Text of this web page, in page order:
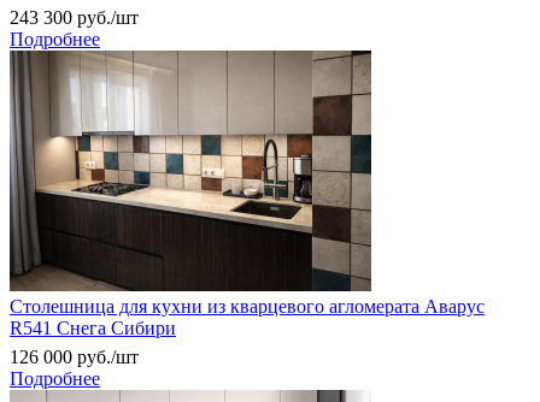
243 300 руб./шт
Подробнее
Столешница для кухни из кварцевого агломерата Аварус
R541 Снега Сибири
126 000 руб./шт
Подробнее